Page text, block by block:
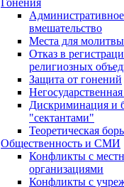
Гонения
вмешательство
Места для молитвы
Отказ в
религиозных
Защита от гонений
Дискриминация и
"сектантами"
Теоретическая
Общественность и СМИ
Конфликты с
организациями
Конфликты с